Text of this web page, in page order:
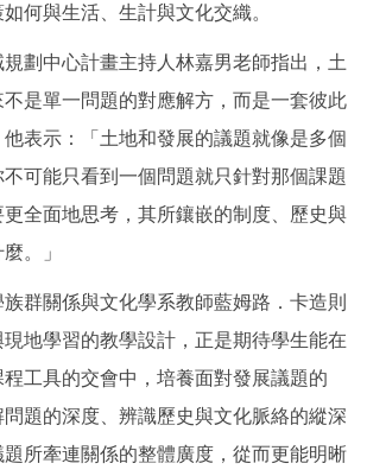
何與生活、生計與文化交織。
劃中心計畫主持人林嘉男老師指出，土
是單一問題的對應解方，而是一套彼此
表示：「土地和發展的議題就像是多個
可能只看到一個問題就只針對那個課題
全面地思考，其所鑲嵌的制度、歷史與
。」
群關係與文化學系教師藍姆路．卡造則
地學習的教學設計，正是期待學生能在
工具的交會中，培養面對發展議題的
問題的深度、辨識歷史與文化脈絡的縱深
所牽連關係的整體廣度，從而更能明晰